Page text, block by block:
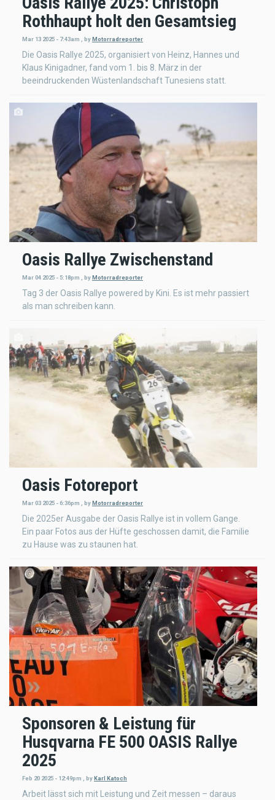
Rothhaupt holt den Gesamtsieg
Mar 13 2025 - 7:43am byMotorradreporter
Die Oasis Rallye 2025, organisiert von Heinz, Hannes und
Klaus Kinigadner, fand vom 1. bis 8. März in der
beeindruckenden Wüstenlandschaft Tunesiens statt.
Oasis Rallye Zwischenstand
Mar 04 2025 - 5:18pm , byMotorradreporter
Tag 3 der Oasis Rallye powered by Kini. Es ist mehr passiert
als man schreiben kann.
Oasis Fotoreport
Mar 03 2025 - 6:36pm , byMotorradreporter
Die 2025er Ausgabe der Oasis Rallye ist in vollem Gange.
Ein paar Fotos aus der Hüfte geschossen damit, die Familie
zu Hause was zu staunen hat.
Sponsoren & Leistung für
Husqvarna FE 500 OASIS Rallye
2025
Feb 20 2025 - 12:49pm , by Karl Katoch
Arbeit lässt sich mit Leistung und Zeit messen – daraus